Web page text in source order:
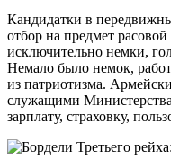
Кандидатки в
отбор на предмет
исключительно немки,
Немало было немок,
из патриотизма.
служащими
зарплату, страховку,